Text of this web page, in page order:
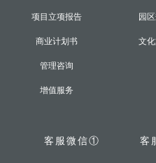
项目立项报告
商业计划书
园
文
管理咨询
增值服务
客服微信① 客